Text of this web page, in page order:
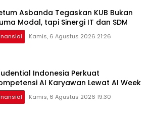
Asbanda Tegaskan KUB Bukan
Modal, tapi Sinergi IT dan SDM
Kamis, 6 Agustus 2026 21:26
Indonesia Perkuat
AI Karyawan Lewat AI Week
Kamis, 6 Agustus 2026 19:30